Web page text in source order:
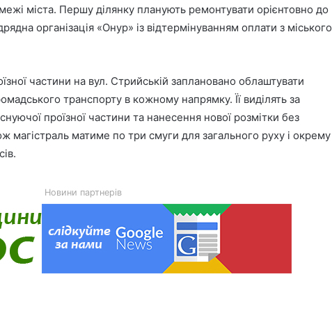
міста. Першу ділянку планують ремонтувати орієнтовно до
організація «Онур» із відтермінуванням оплати з міського
частини на вул. Стрийській заплановано облаштувати
транспорту в кожному напрямку. Її виділять за
проїзної частини та нанесення нової розмітки без
магістраль матиме по три смуги для загального руху і окрему
Новини партнерів
45-та окрема артилерійська бригада
ЗСУ імені генерала Мирона
Тарнавського відзначає 10-річчя
У Львові відкрили новий корпус